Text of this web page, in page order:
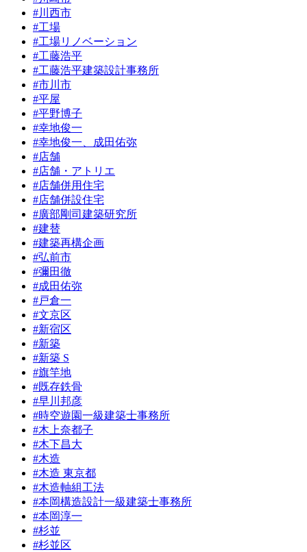
#川西市
#工場
#工場リノベーション
#工藤浩平
#工藤浩平建築設計事務所
#市川市
#平屋
#平野博子
#幸地俊一
#幸地俊一、成田佑弥
#店舗
#店舗・アトリエ
#店舗併用住宅
#店舗併設住宅
#廣部剛司建築研究所
#建替
#建築再構企画
#弘前市
#彌田徹
#成田佑弥
#戸倉一
#文京区
#新宿区
#新築
#新築 S
#旗竿地
#既存鉄骨
#早川邦彦
#時空遊園一級建築士事務所
#木上奈都子
#木下昌大
#木造
#木造 東京都
#木造軸組工法
#本岡構造設計一級建築士事務所
#本岡淳一
#杉並
#杉並区